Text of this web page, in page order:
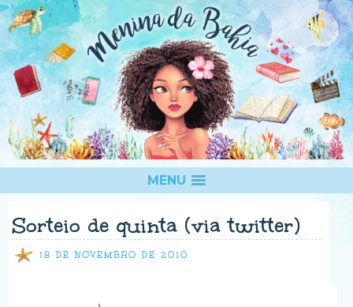
MENU
Sorteio de quinta (via twitter)
18 DE NOVEMBRO DE 2010